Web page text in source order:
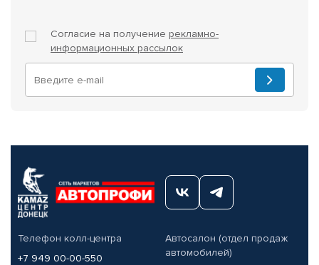
Согласие на получение рекламно-
информационных рассылок
Телефон колл-центра
+7 949 00-00-550
Автосалон (отдел продаж
автомобилей)